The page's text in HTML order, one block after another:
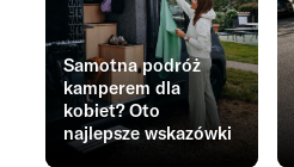
Samotna podróż
kamperem dla
kobiet? Oto
najlepsze wskazówki